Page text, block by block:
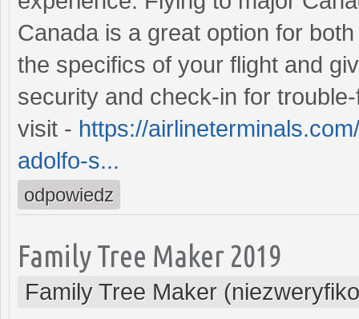
Canada is a great option for
the specifics of your flight and
security and check-in for
visit - https://
adolfo-s...
odpowiedz
Family Tree Maker 2019
Family Tree Maker